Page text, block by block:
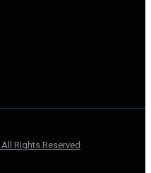
Rights Reserved